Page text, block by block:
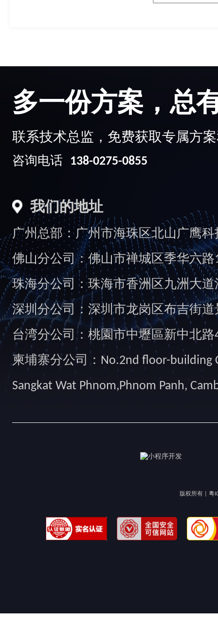
多一份方案，总
联系技术总监，免费获取专属方
咨询电话 138-0275-0855
我们的地址
广州总部：广州市海珠区北山广鹰科
佛山分公司：佛山市禅城区季华六路
珠海分公司：珠海市香洲区九洲大道
深圳分公司：深圳市龙岗区布吉街
台湾分公司：桃園市中壢區新中北路
柬埔寨分公司：No.2nd floor-building
Sangkat Wat Phnom,Phnom Panh,
版权所有 | 粤